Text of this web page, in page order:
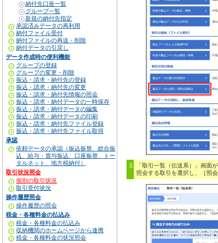
納付先口座一覧
グループ一覧
新規の納付先指定
承認済みデータの再利用
納付ファイル受付
納付ファイルの再送・削除
納付データの引戻し
データ作成時の便利機能
グループの登録
グループの変更・削除
振込・請求・納付先の登録
振込・請求・納付先の変更
振込・請求・納付先情報の照会
振込・請求・納付データの一時保存
振込・請求・納付データの編集
振込・請求・納付データの印刷
振込・請求・納付先ファイル登録
振込・請求・納付先ファイル取得
承認
依頼データの承認（振込振替、総合振
込、給与・賞与振込、口座振替、トー
タルネット、地方税納付）
取引状況照会
個別の取引状況
取引受付状況
操作履歴照会
操作履歴の照会
税金・各種料金の払込み
税金・各種料金の払込み
収納機関のホームページから連携
税金・各種料金の状況照会
3.
「取引一覧（伝送系）」画面
照会する取引を選択し、［照